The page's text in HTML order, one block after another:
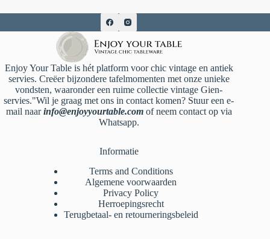
Enjoy Your Table is hét platform voor chic vintage en antiek
servies. Creëer bijzondere tafelmomenten met onze unieke
vondsten, waaronder een ruime collectie vintage Gien-
servies."Wil je graag met ons in contact komen? Stuur een e-
mail naarinfo@enjoyyourtable.comof neem contact op via
Whatsapp.
Informatie
Terms and Conditions
Algemene voorwaarden
Privacy Policy
Herroepingsrecht
Terugbetaal- en retourneringsbeleid